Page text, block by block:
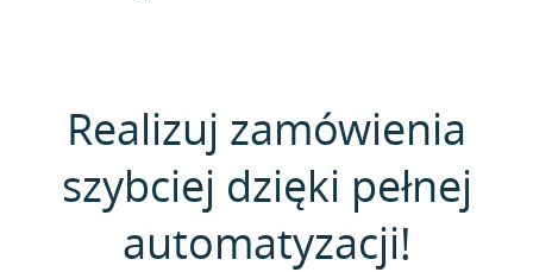
Realizuj zamówienia
szybciej dzięki pełnej
automatyzacji!